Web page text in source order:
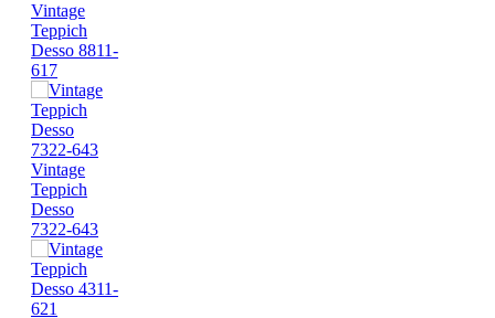
Vintage
Teppich
Desso 8811-
617
Vintage
Teppich
Desso
7322-643